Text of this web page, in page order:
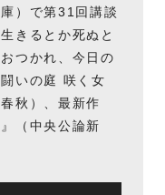
）で第31回講談
きるとか死ぬと
つかれ、今日の
いの庭 咲く女
秋）、最新作
（中央公論新